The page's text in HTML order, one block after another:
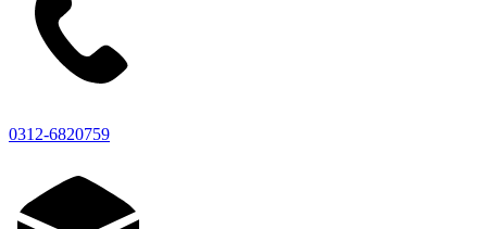
0312-6820759